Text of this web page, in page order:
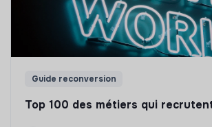
Guide reconversion
Top 100 des métiers qui